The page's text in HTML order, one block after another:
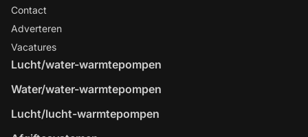
Contact
Adverteren
Vacatures
Lucht/water-warmtepompen
Water/water-warmtepompen
Lucht/lucht-warmtepompen